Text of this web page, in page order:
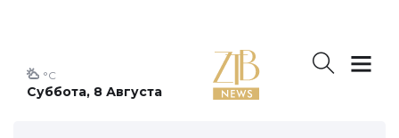
Суббота, 8 Августа
°C